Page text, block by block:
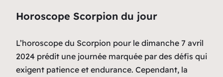
Horoscope Scorpion du jour
L’horoscope du Scorpion pour le dimanche 7 avril
2024 prédit une journée marquée par des défis qui
exigent patience et endurance. Cependant, la